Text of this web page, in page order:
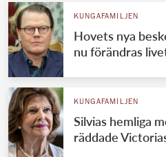
KUNGAFAMILJEN
Hovets nya
nu förändras
KUNGAFAMILJEN
Silvias hemliga
räddade